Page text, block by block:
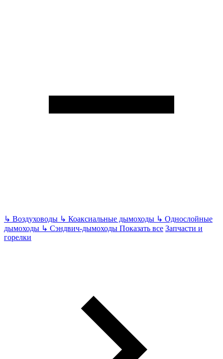
↳ Воздуховоды ↳ Коаксиальные дымоходы ↳ Однослойные
дымоходы ↳ Сэндвич-дымоходы Показать все Запчасти и
горелки